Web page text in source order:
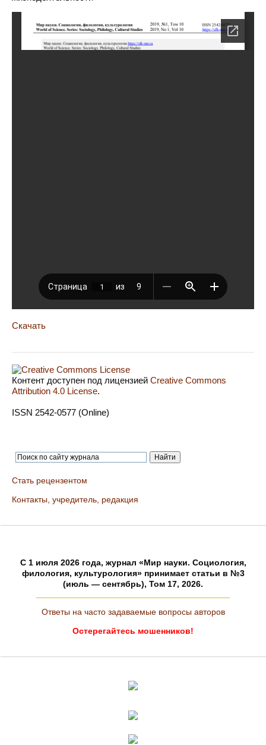
Скачать
Контент доступен под лицензией Creative Commons
Attribution 4.0 License.
ISSN 2542-0577 (Online)
Стать рецензентом
Контакты, учредитель, редакция
C 1 июля 2026 года, журнал «Мир науки. Социология,
филология, культурология» принимает статьи в №3
(июль — сентябрь), Том 17, 2026.
Ответы на часто задаваемые вопросы авторов
Остерегайтесь мошенников!